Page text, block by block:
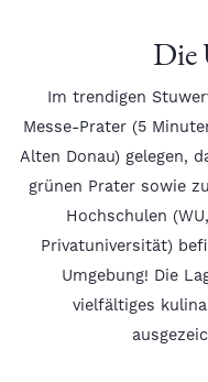
Die
Im trendigen
Messe-Prater (5
Alten Donau) gelegen,
grünen Prater sowie
Hochschulen
Privatuniversität)
Umgebung! Die
vielfältiges